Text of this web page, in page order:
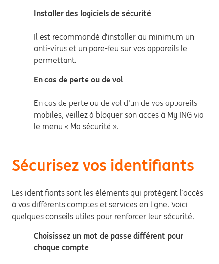
Installer des logiciels de sécurité
Il est recommandé d’installer au minimum un
anti-virus et un pare-feu sur vos appareils le
permettant.
En cas de perte ou de vol
En cas de perte ou de vol d'un de vos appareils
mobiles, veillez à bloquer son accès à My ING via
le menu « Ma sécurité ».
Sécurisez vos identifiants
Les identifiants sont les éléments qui protègent l’accès
à vos différents comptes et services en ligne. Voici
quelques conseils utiles pour renforcer leur sécurité.
Choisissez un mot de passe différent pour
chaque compte